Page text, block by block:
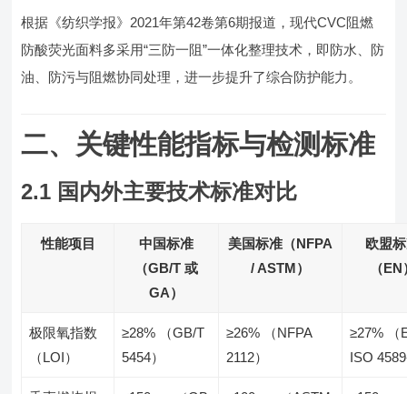
根据《纺织学报》2021年第42卷第6期报道，现代CVC阻燃
防酸荧光面料多采用“三防一阻”一体化整理技术，即防水、防
油、防污与阻燃协同处理，进一步提升了综合防护能力。
二、关键性能指标与检测标准
2.1 国内外主要技术标准对比
性能项目
中国标准
（GB/T 或
GA）
美国标准（NFPA
/ ASTM）
欧盟
（
极限氧指数
（LOI）
≥28% （GB/T
5454）
≥26% （NFPA
2112）
≥27% （
ISO